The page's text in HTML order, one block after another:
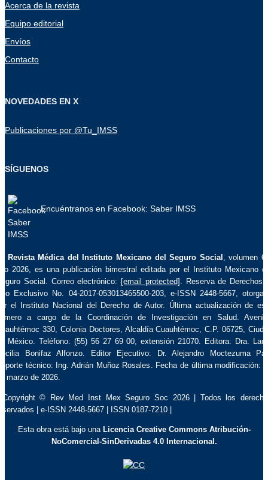
Acerca de la revista
Equipo editorial
Envíos
Contacto
NOVEDADES EN X
Publicaciones por @Tu_IMSS
SÍGUENOS
Encuéntranos en Facebook: Saber IMSS
Revista Médica del Instituto Mexicano del Seguro Social , volumen
2026, es una publicación bimestral editada por el Instituto Mexicano
Social. Correo electrónico: [email protected] . Reserva de Derechos
Exclusivo No. 04-2017-053013465500-203, e-ISSN 2448-5667,
el Instituto Nacional del Derecho de Autor. Última actualización de
a cargo de la Coordinación de Investigación en Salud.
330, Colonia Doctores, Alcaldía Cuauhtémoc, C.P. 06725,
México. Teléfono: (55) 56 27 69 00, extensión 21070. Editora: Dra.
Bonifaz Alfonzo. Editor Ejecutivo: Dr. Alejandro Moctezuma
técnico: Ing. Adrián Muñoz Rosales. Fecha de última modificación:
marzo de 2026.
© Rev Med Inst Mex Seguro Soc 2026 | Todos los
| e-ISSN 2448-5667 | ISSN 0187-7210 |
Esta obra está bajo una Licencia Creative Commons Atribución-
NoComercial-SinDerivadas 4.0 Internacional.